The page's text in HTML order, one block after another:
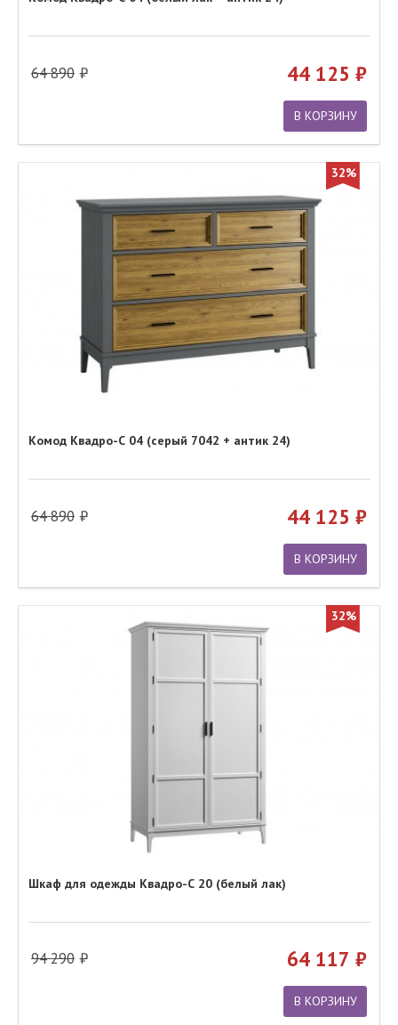
64 890 44 125
В КОРЗИНУ
32%
Комод Квадро-С 04 (серый 7042 + антик 24)
64 890 44 125
В КОРЗИНУ
32%
Шкаф для одежды Квадро-С 20 (белый лак)
94 290 64 117
В КОРЗИНУ